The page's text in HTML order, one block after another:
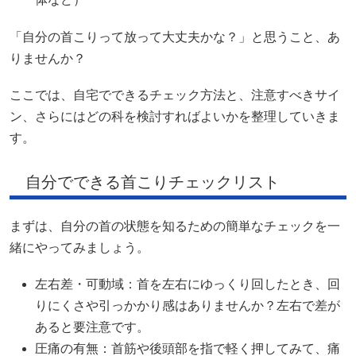
「自分の首こりって放って大丈夫かな？」と思うこと、あ
りませんか？
ここでは、自宅でできるチェック方法と、注意すべきサイ
ン、さらにはどの科を検討すればよいかを整理していきま
す。
自分でできる首こりチェックリスト
まずは、自分の首の状態を知るための簡単なチェックを一
緒にやってみましょう。
左右差・可動域：首を左右にゆっくり回したとき、回
りにくさや引っかかり感はありませんか？左右で差が
あると要注意です。
圧痛の有無：首筋や後頭部を指で軽く押してみて、痛